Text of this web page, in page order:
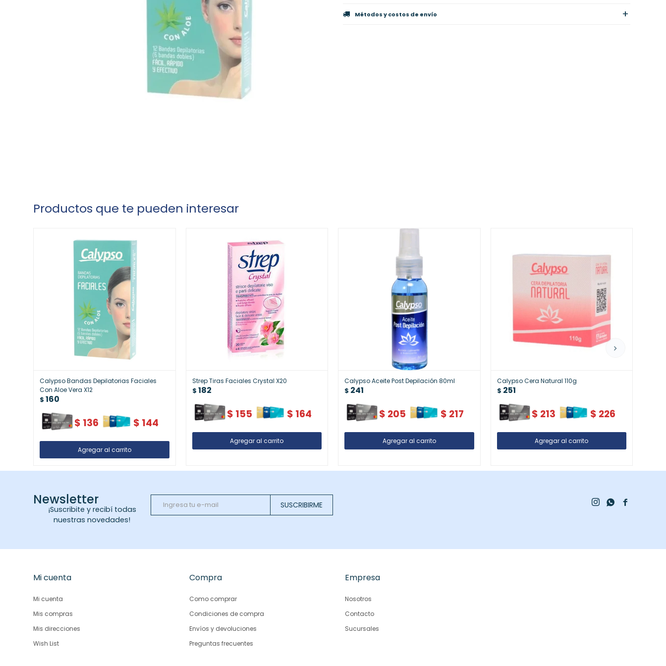
Métodos y costos de envío
Productos que te pueden interesar
Calypso Bandas Depilatorias Faciales
Con Aloe Vera X12
$ 160
$ 136 $ 144
Strep Tiras Faciales Crystal X20
$ 182
$ 155 $ 164
Calypso Aceite Post Depilación 80ml
$ 241
$ 205 $ 217
Calypso Cera Natural 110g
$ 251
$ 213 $ 226
Newsletter
¡Suscribite y recibí todas
nuestras novedades!
SUSCRIBIRME 
 
Mi cuenta
Mi cuenta
Mis compras
Mis direcciones
Wish List
Compra
Como comprar
Condiciones de compra
Envíos y devoluciones
Preguntas frecuentes
Empresa
Nosotros
Contacto
Sucursales